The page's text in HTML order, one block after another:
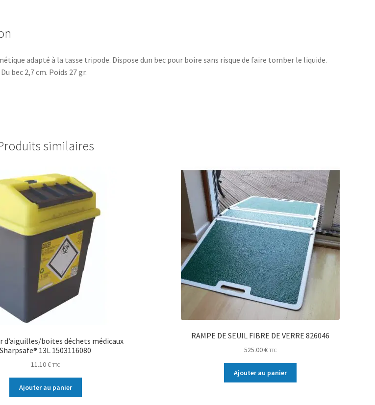
adapté à la tasse tripode. Dispose dun bec pour boire sans risque de faire tomber le liquide.
bec 2,7 cm. Poids 27 gr.
similaires
d’aiguilles/boites déchets médicaux
Sharpsafe® 13L 1503116080
11.10€ TTC
Ajouter au panier
RAMPE DE SEUIL FIBRE DE VERRE 826046
525.00€ TTC
Ajouter au panier